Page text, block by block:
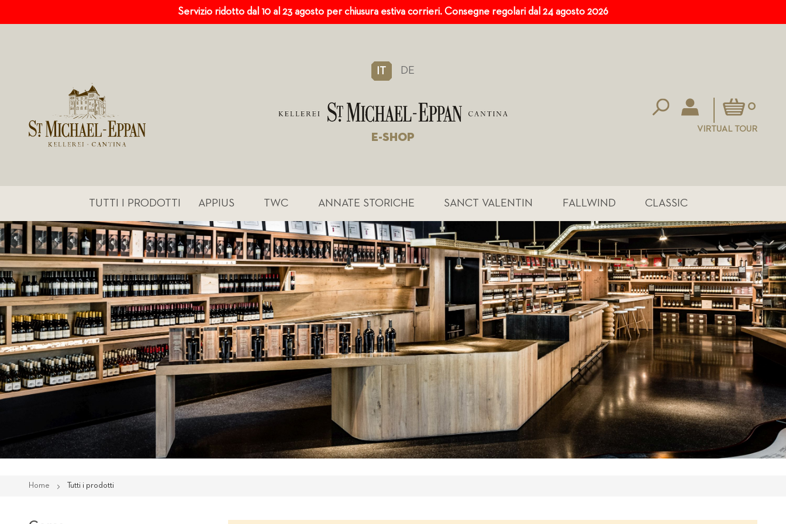
Servizio ridotto dal 10 al 23 agosto per chiusura estiva corrieri. Consegne regolari dal 24 agosto 2026
IT DE
E-SHOP
Carrello0
VIRTUAL TOUR
TUTTI I PRODOTTI APPIUS TWC ANNATE STORICHE SANCT VALENTIN FALLWIND CLASSIC
Home Tutti i prodotti